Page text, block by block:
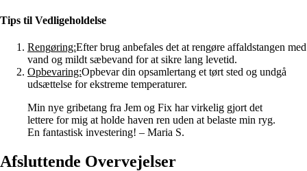
Tips til Vedligeholdelse
Rengøring:Efter brug anbefales det at rengøre affaldstangen med
vand og mildt sæbevand for at sikre lang levetid.
Opbevaring:Opbevar din opsamlertang et tørt sted og undgå
udsættelse for ekstreme temperaturer.
Min nye gribetang fra Jem og Fix har virkelig gjort det
lettere for mig at holde haven ren uden at belaste min ryg.
En fantastisk investering! – Maria S.
Afsluttende Overvejelser